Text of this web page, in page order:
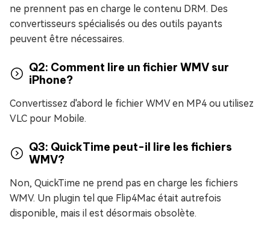
ne prennent pas en charge le contenu DRM. Des
convertisseurs spécialisés ou des outils payants
peuvent être nécessaires.
Q2: Comment lire un fichier WMV sur
iPhone?
Convertissez d'abord le fichier WMV en MP4 ou utilisez
VLC pour Mobile.
Q3: QuickTime peut-il lire les fichiers
WMV?
Non, QuickTime ne prend pas en charge les fichiers
WMV. Un plugin tel que Flip4Mac était autrefois
disponible, mais il est désormais obsolète.